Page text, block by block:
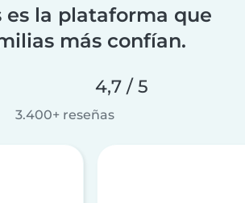
es la plataforma que
más confían.
4,7 / 5
3.400+ reseñas